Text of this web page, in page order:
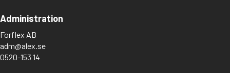
Administration
Forflex AB
adm@alex.se
0520-153 14